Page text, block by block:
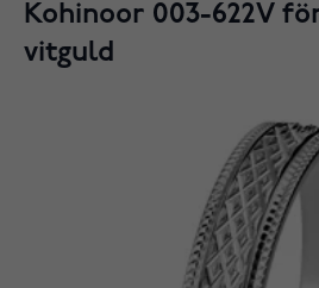
Kohinoor 003-622V
vitguld